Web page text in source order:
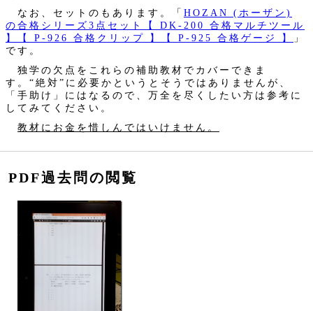
なお、セットのもあります。「 HOZAN (ホーザン)
の合格シリーズ3点セット【 DK-200 合格マルチツール
】【 P-926 合格クリップ 】【 P-925 合格ゲージ 】
」
です。
独学の欠点をこれらの補助教材でカバーできま
す。“絶対”に必要かというとそうではありませんが、
「手助け」にはなるので、万全を尽くしたい方は参考に
してみてください。
教材にお金を惜しんではいけません。
PDF過去問の閲覧